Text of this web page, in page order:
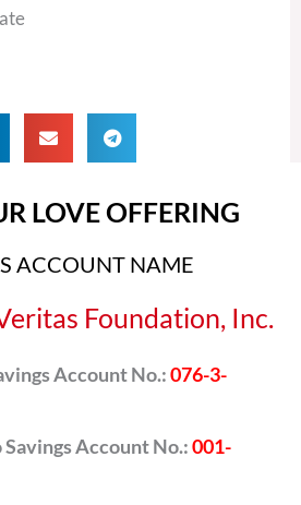
LOVE OFFERING
ACCOUNT NAME
Foundation, Inc.
Account No.:076-3-
Savings Account No.:001-